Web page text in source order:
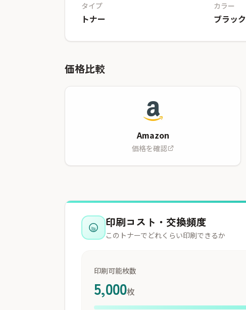
タイプ
トナー
カラー
ブラック
価格比較
Amazon
価格を確認
印刷コスト・交換頻度
このトナーでどれくらい印刷できるか
印刷可能枚数
5,000枚